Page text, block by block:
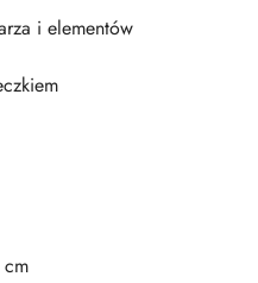
i elementów